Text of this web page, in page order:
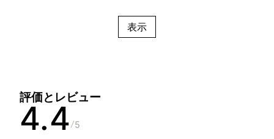
表示
評価とレビュー
4.4 5